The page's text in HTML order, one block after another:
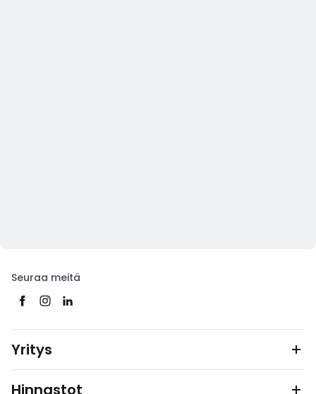
Seuraa meitä
Yritys
Hinnastot